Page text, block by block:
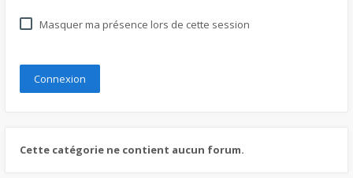
Masquer ma présence lors de cette session
Cette catégorie ne contient aucun forum.